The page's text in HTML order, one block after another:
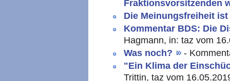
Fraktionsvorsitzenden
Die Meinungsfreiheit
Kommentar BDS: Die
Hagmann, in: taz vom
Was noch?
-
"Ein Klima der
Trittin, taz vom